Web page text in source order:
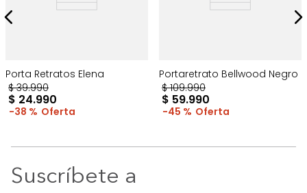
Porta Retratos Elena
$ 39.990
$ 24.990
38 %
Portaretrato Bellwood Negro
$ 109.990
$ 59.990
45 %
Suscríbete a